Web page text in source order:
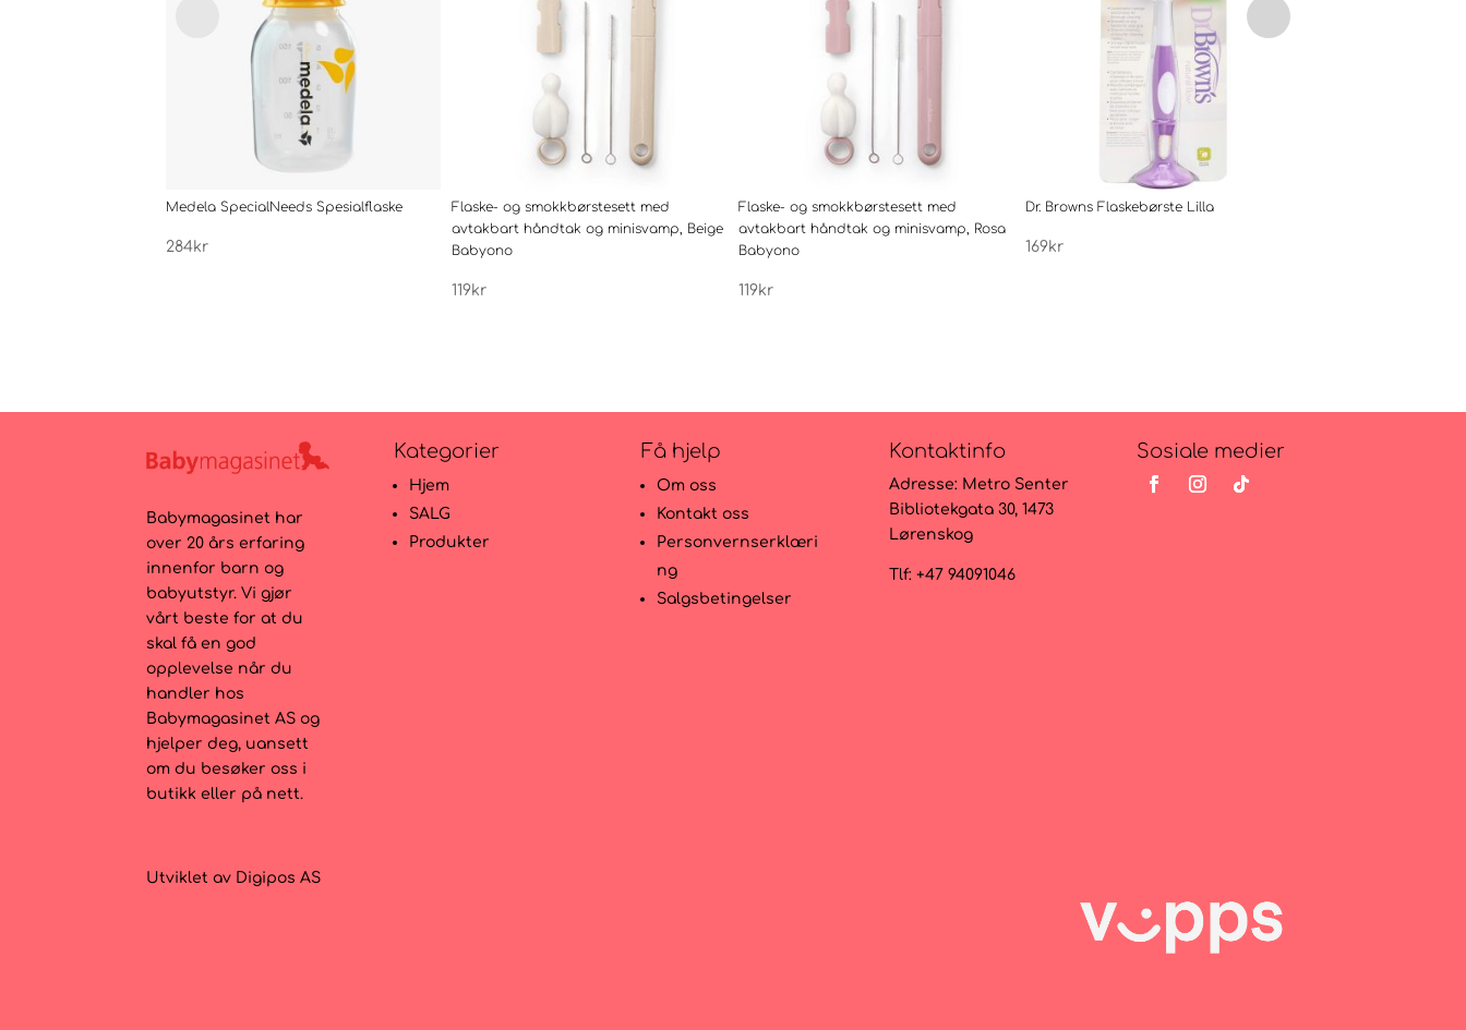
Medela SpecialNeeds Spesialflaske
284kr
Flaske- og smokkbørstesett med
avtakbart håndtak og minisvamp, Beige
Babyono
119kr
Flaske- og smokkbørstesett med
avtakbart håndtak og minisvamp, Rosa
Babyono
119kr
Dr. Browns Flaskebørste Lilla
169kr
Babymagasinet har
over 20 års erfaring
innenfor barn og
babyutstyr. Vi gjør
vårt beste for at du
skal få en god
opplevelse når du
handler hos
Babymagasinet AS og
hjelper deg, uansett
om du besøker oss i
butikk eller på nett.
Kategorier
Hjem
SALG
Produkter
Få hjelp
Om oss
Kontakt oss
Personvernserklæri
ng
Salgsbetingelser
Kontaktinfo
Adresse: Metro Senter
Bibliotekgata 30, 1473
Lørenskog
Tlf: +47 94091046
Sosiale medier
Utviklet av Digipos AS